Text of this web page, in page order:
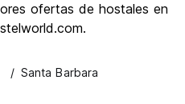
ofertas de hostales en
Santa Barbara